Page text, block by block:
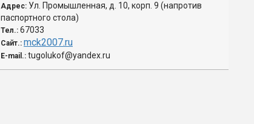
Адрес: Ул. Промышленная, д. 10, корп. 9 (напротив
паспортного стола)
Тел.: 67033
Сайт.: mck2007.ru
E-mail.: tugolukof@yandex.ru